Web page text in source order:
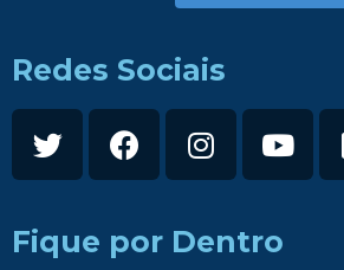
Redes Sociais
Fique por Dentro